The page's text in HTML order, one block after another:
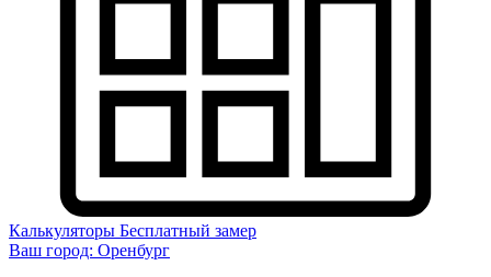
Калькуляторы Бесплатный замер
Ваш город: Оренбург